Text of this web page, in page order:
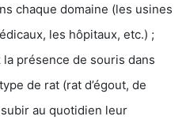
chaque domaine (les usines
les hôpitaux, etc.) ;
présence de souris dans
de rat (rat d’égout, de
au quotidien leur